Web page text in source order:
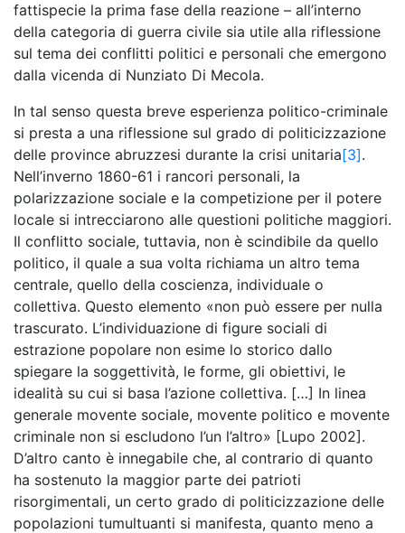
fattispecie la prima fase della reazione – all’interno
della categoria di guerra civile sia utile alla riflessione
sul tema dei conflitti politici e personali che emergono
dalla vicenda di Nunziato Di Mecola.
In tal senso questa breve esperienza politico-criminale
si presta a una riflessione sul grado di politicizzazione
delle province abruzzesi durante la crisi unitaria[3].
Nell’inverno 1860-61 i rancori personali, la
polarizzazione sociale e la competizione per il potere
locale si intrecciarono alle questioni politiche maggiori.
Il conflitto sociale, tuttavia, non è scindibile da quello
politico, il quale a sua volta richiama un altro tema
centrale, quello della coscienza, individuale o
collettiva. Questo elemento «non può essere per nulla
trascurato. L’individuazione di figure sociali di
estrazione popolare non esime lo storico dallo
spiegare la soggettività, le forme, gli obiettivi, le
idealità su cui si basa l’azione collettiva. […] In linea
generale movente sociale, movente politico e movente
criminale non si escludono l’un l’altro» [Lupo 2002].
D’altro canto è innegabile che, al contrario di quanto
ha sostenuto la maggior parte dei patrioti
risorgimentali, un certo grado di politicizzazione delle
popolazioni tumultuanti si manifesta, quanto meno a